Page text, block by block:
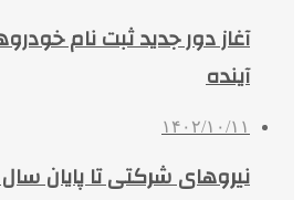
آغاز دور جدید ثبت نام
آینده
۱۴۰۲/۱۰/۱۱
نیروهای شرکتی تا پایان